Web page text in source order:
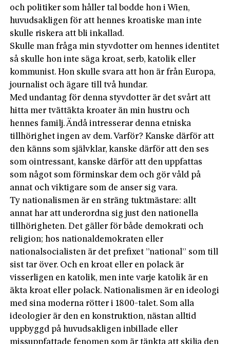
och politiker som håller tal bodde hon i Wien,
huvudsakligen för att hennes kroatiske man inte
skulle riskera att bli inkallad.
Skulle man fråga min styvdotter om hennes identitet
så skulle hon inte säga kroat, serb, katolik eller
kommunist. Hon skulle svara att hon är från Europa,
journalist och ägare till två hundar.
Med undantag för denna styvdotter är det svårt att
hitta mer tvättäkta kroater än min hustru och
hennes familj. Ändå intresserar denna etniska
tillhörighet ingen av dem. Varför? Kanske därför att
den känns som självklar, kanske därför att den ses
som ointressant, kanske därför att den uppfattas
som något som förminskar dem och gör våld på
annat och viktigare som de anser sig vara.
Ty nationalismen är en sträng tuktmästare: allt
annat har att underordna sig just den nationella
tillhörigheten. Det gäller för både demokrati och
religion; hos nationaldemokraten eller
nationalsocialisten är det prefixet ”national” som till
sist tar över. Och en kroat eller en polack är
visserligen en katolik, men inte varje katolik är en
äkta kroat eller polack. Nationalismen är en ideologi
med sina moderna rötter i 1800-talet. Som alla
ideologier är den en konstruktion, nästan alltid
uppbyggd på huvudsakligen inbillade eller
missuppfattade fenomen som är tänkta att skilja den